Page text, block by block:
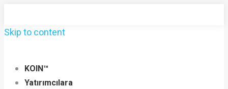
Skip to content
KOIN™
Yatırımcılara